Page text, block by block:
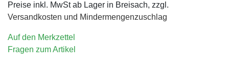
Preise inkl. MwSt ab Lager in Breisach, zzgl.
Versandkosten und Mindermengenzuschlag
Auf den Merkzettel
Fragen zum Artikel